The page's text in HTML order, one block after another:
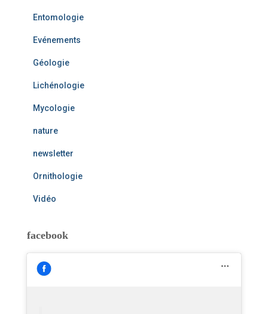
Entomologie
Evénements
Géologie
Lichénologie
Mycologie
nature
newsletter
Ornithologie
Vidéo
facebook